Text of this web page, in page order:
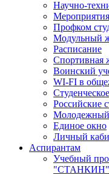
Научно-
Профком
Модульный
Расписание
Спортивная
Воинский
WI-FI в
Российские
Молодежный
Единое окно
Личный
Аспирантам
Учебный
"СТАНКИН"